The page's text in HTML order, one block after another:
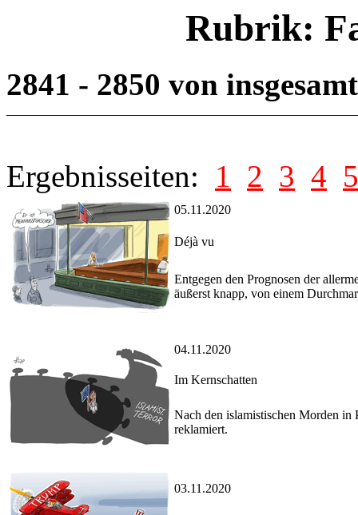
Rubrik:
2841 - 2850 von
Ergebnisseiten: 1 2 3 4 5
05.11.2020
Déjà vu
Entgegen den Prognosen der
äußerst knapp, von einem
04.11.2020
Im Kernschatten
Nach den islamistischen Morden in
reklamiert.
03.11.2020